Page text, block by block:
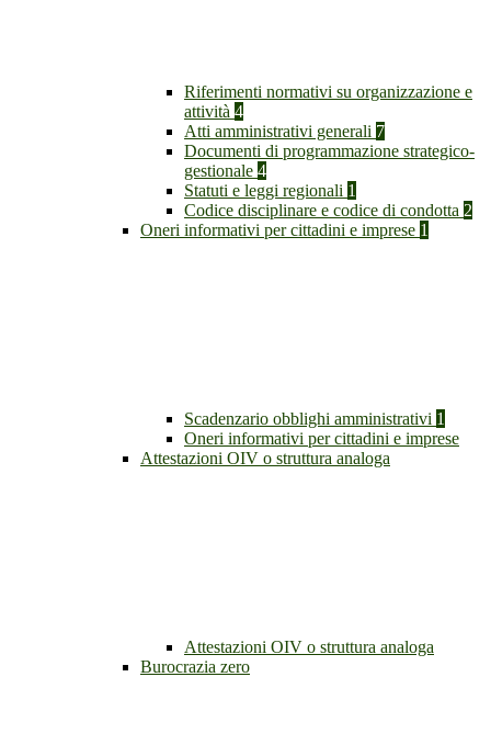
Riferimenti normativi su organizzazione e
attività 4
Atti amministrativi generali 7
Documenti di programmazione strategico-
gestionale 4
Statuti e leggi regionali 1
Codice disciplinare e codice di condotta 2
Oneri informativi per cittadini e imprese 1
Scadenzario obblighi amministrativi 1
Oneri informativi per cittadini e imprese
Attestazioni OIV o struttura analoga
Attestazioni OIV o struttura analoga
Burocrazia zero